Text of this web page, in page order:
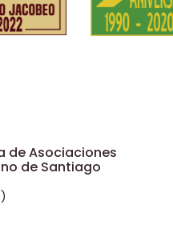
de Asociaciones
de Santiago